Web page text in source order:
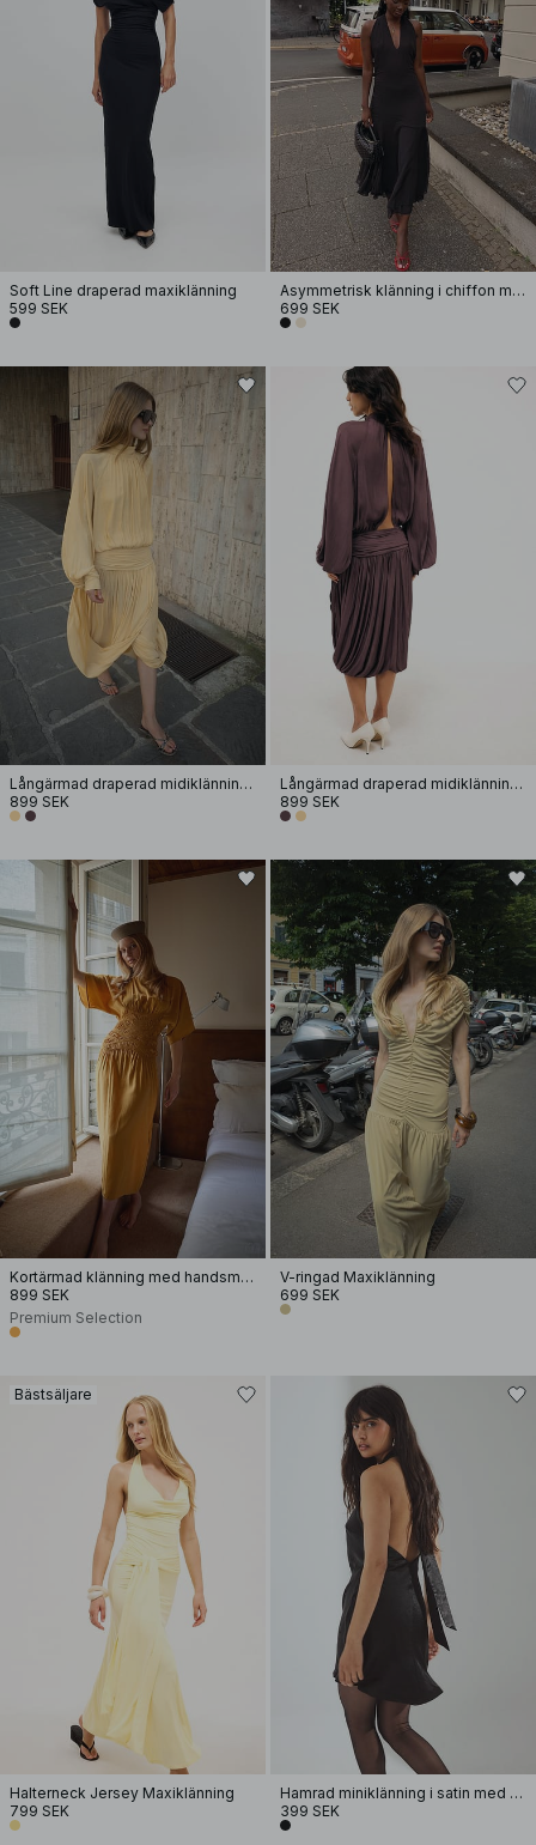
Soft Line draperad maxiklänning
599 SEK
Asymmetrisk klänning i chiffon med halterneck
699 SEK
Långärmad draperad midiklänning med öppen rygg
899 SEK
Långärmad draperad midiklänning med öppen rygg
899 SEK
Kortärmad klänning med handsmock
899 SEK
Premium Selection
V-ringad Maxiklänning
699 SEK
Bästsäljare
Halterneck Jersey Maxiklänning
799 SEK
Hamrad miniklänning i satin med knytning i ryggen
399 SEK